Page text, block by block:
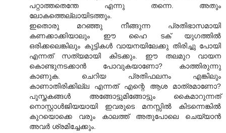
പറ്റാത്തതെന്തേ എന്നു തന്നെ. അതും
ലോകത്തെല്ലായിടത്തും.
ഇതൊരു മറഞ്ഞു നീങ്ങുന്ന പ്രതിഭാസമായി
കണക്കാക്കിയാലും ഈ ഹൈ ടക് യുഗത്തില്‍
ഒരിക്കലെങ്കിലും കുട്ടികള്‍ വായനയിലേക്കു തിരിച്ചു പോയി
എന്നത് സത്യമായി കിടക്കും. ഈ തലമുറ വായന
കൊണ്ടുനടക്കാന്‍ പോവുകയാണോ? കാത്തിരുന്നു
കാണുക. ചെറിയ പ്രതിഫലനം എങ്കിലും
കാണാതിരിക്കില്ല എന്നത് എന്റെ ആശ മാത്രമാണോ?
പുസ്തകങ്ങള്‍ അങ്ങോട്ടുമിങ്ങോട്ടും കൈമാറുന്നത്
നൊസ്റ്റാള്‍ജിയയായി ഇവരുടെ മനസ്സില്‍ കിടന്നെങ്കില്‍
കുറയൊക്കെ വരും കാലത്ത് അതുപോലെ ചെയ്യാന്‍
അവര്‍ ശ്രമിച്ചേക്കും.